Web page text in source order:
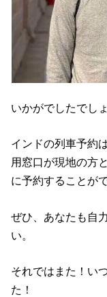
いかがでしたでし
インドの列車予約
用窓口が現地の方
に予約することが
ぜひ、あなたも自
い。
それではまた！い
た！